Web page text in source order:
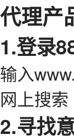
代理产
1.登录
输入
网上搜
2.寻找